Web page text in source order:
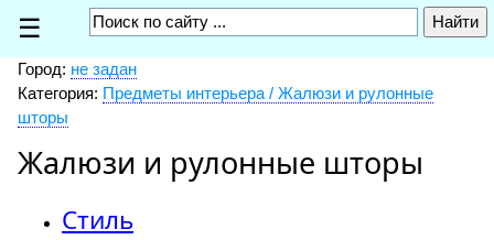
☰
Город: не задан
Категория: Предметы интерьера / Жалюзи и рулонные
шторы
Жалюзи и рулонные шторы
Стиль